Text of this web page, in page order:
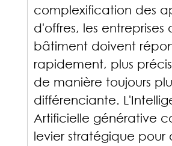
complexification des
d'offres, les entreprises
bâtiment doivent
rapidement, plus
de manière toujours
différenciante.
Artificielle générative
levier stratégique pour